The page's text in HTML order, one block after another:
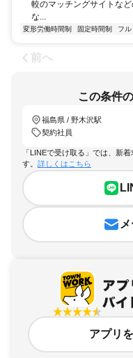
較のマッチングサイトな
な...
変形労働時間制 固定時間制 フル
前へ
この条件
福島県 / 野木沢駅
契約社員
「LINEで受け取る」では、新
す。 詳しくはこちら
アプリ